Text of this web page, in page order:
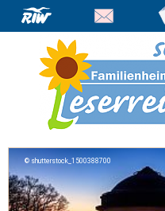
shutterstock_1500388700